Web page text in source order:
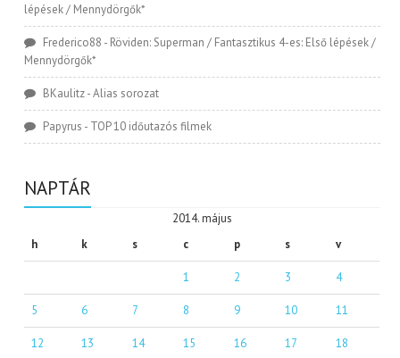
lépések / Mennydörgők*
Frederico88 - Röviden: Superman / Fantasztikus 4-es: Első lépések /
Mennydörgők*
BKaulitz-Alias sorozat
Papyrus - TOP 10 időutazós filmek
NAPTÁR
2014. május
h
k s c p s v
1 2 3 4
5 6 7 8 9 10 11
12 13 14 15 16 17 18